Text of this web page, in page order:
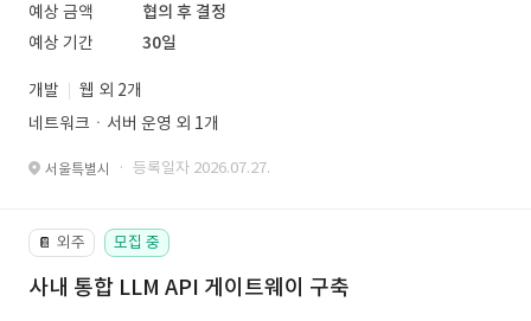
예상 금액
협의 후 결정
예상 기간
30일
개발
웹 외 2개
네트워크ㆍ서버 운영 외 1개
서울특별시 · 등록일자 2026.07.27.
📔 외주 모집 중
사내 통합 LLM API 게이트웨이 구축